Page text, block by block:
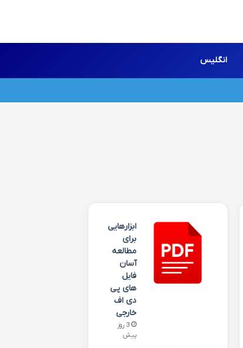
انگلیس
ابزارهایی
برای
مطالعه
آسان
فایل
های پی
دی اف
خارجی
3 روز
پیش